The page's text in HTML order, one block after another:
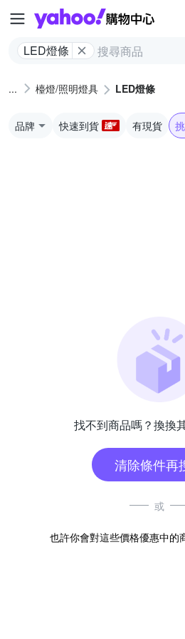
LED燈條
檯燈/照明燈具 LED燈條
品牌 快速到貨 有現貨
找不到商品嗎？換換
清除條件再
或
也許你會對這些價格優惠中的